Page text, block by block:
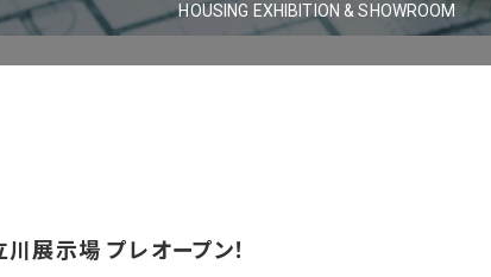
HOUSING EXHIBITION & SHOWROOM
展示場 プレオープン！